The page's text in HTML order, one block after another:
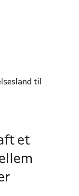
til
et